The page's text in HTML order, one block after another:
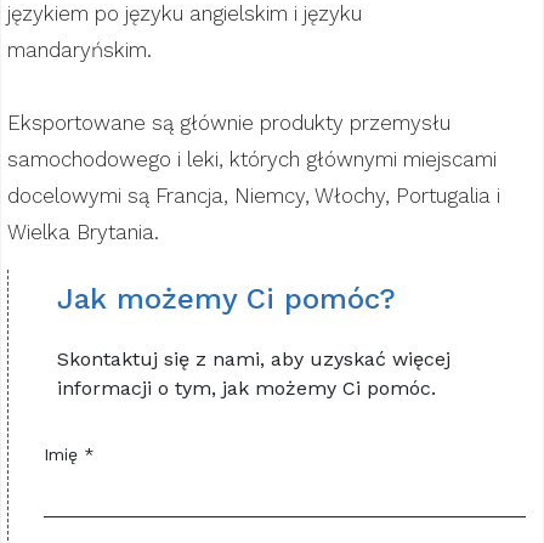
językiem po języku angielskim i języku
mandaryńskim.
Eksportowane są głównie produkty przemysłu
samochodowego i leki, których głównymi miejscami
docelowymi są Francja, Niemcy, Włochy, Portugalia i
Wielka Brytania.
Jak możemy Ci pomóc?
Skontaktuj się z nami, aby uzyskać więcej
informacji o tym, jak możemy Ci pomóc.
Imię *